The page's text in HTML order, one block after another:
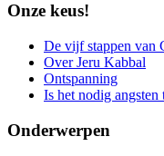
Onze keus!
De vijf stappen van
Over Jeru Kabbal
Ontspanning
Is het nodig
Onderwerpen